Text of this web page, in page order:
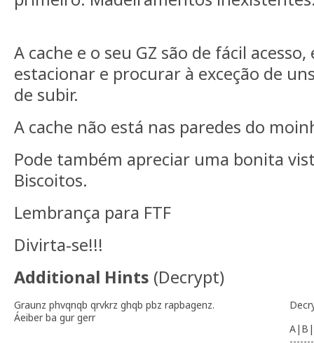
A cache e o seu GZ são de fácil
estacionar e procurar à exceção de
de subir.
A cache não está nas paredes do
Pode também apreciar uma bonita
Biscoitos.
Lembrança para FTF
Divirta-se!!!
Additional Hints (Decrypt)
Graunz phvqnqb qrvkrz ghqb pbz rapbagenz.
Áeiber ba gur gerr